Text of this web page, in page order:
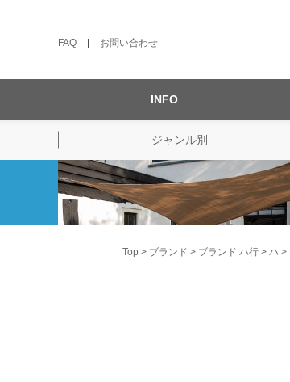
FAQ お問い合わせ
INFO
ジャンル別
Top ブランド ブランド ハ行 ハ